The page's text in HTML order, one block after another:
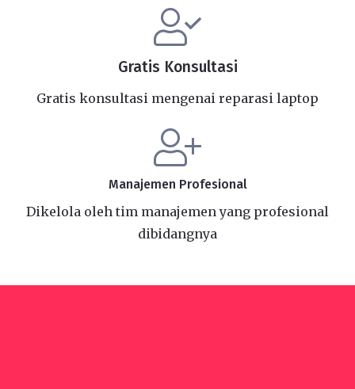
Gratis Konsultasi
Gratis konsultasi mengenai reparasi laptop
Manajemen Profesional
Dikelola oleh tim manajemen yang profesional
dibidangnya